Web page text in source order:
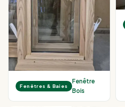
Fenêtres & Baies
Fenêtre
Bois